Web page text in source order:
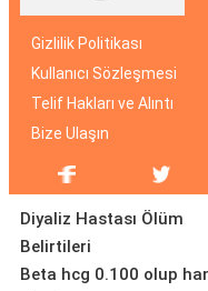
Gizlilik Politikası
Kullanıcı Sözleşmesi
Telif Hakları ve Alıntı
Bize Ulaşın
Diyaliz Hastası Ölüm
Belirtileri
Beta hcg 0.100 olup